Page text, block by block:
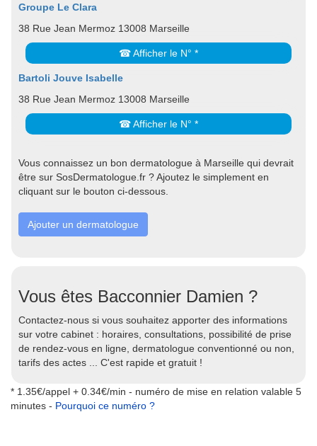
Groupe Le Clara
38 Rue Jean Mermoz 13008 Marseille
☎ Afficher le N° *
Bartoli Jouve Isabelle
38 Rue Jean Mermoz 13008 Marseille
☎ Afficher le N° *
Vous connaissez un bon dermatologue à Marseille qui devrait
être sur SosDermatologue.fr ? Ajoutez le simplement en
cliquant sur le bouton ci-dessous.
Ajouter un dermatologue
Vous êtes Bacconnier Damien ?
Contactez-nous si vous souhaitez apporter des informations
sur votre cabinet : horaires, consultations, possibilité de prise
de rendez-vous en ligne, dermatologue conventionné ou non,
tarifs des actes ... C'est rapide et gratuit !
* 1.35€/appel + 0.34€/min - numéro de mise en relation valable 5
minutes - Pourquoi ce numéro ?